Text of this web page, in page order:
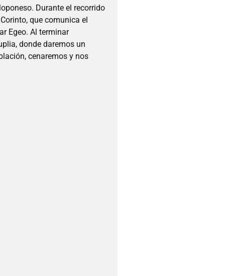
Durante el recorrido
que comunica el
Egeo. Al terminar
donde daremos un
cenaremos y nos